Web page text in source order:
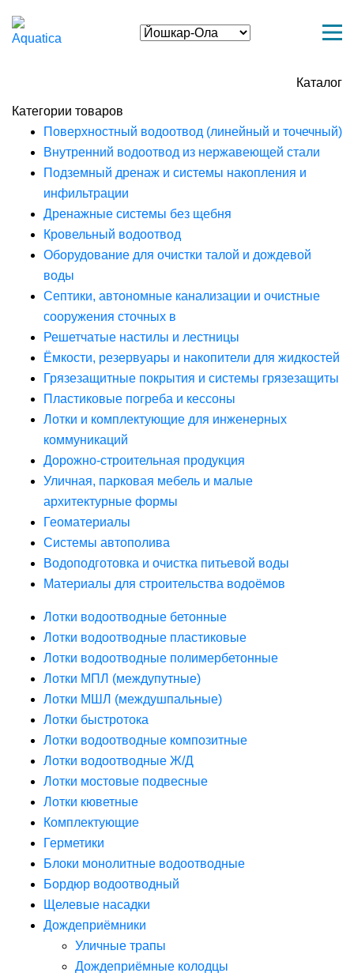
Каталог
Категории товаров
Поверхностный водоотвод (линейный и точечный)
Внутренний водоотвод из нержавеющей стали
Подземный дренаж и системы накопления и
инфильтрации
Дренажные системы без щебня
Кровельный водоотвод
Оборудование для очистки талой и дождевой
воды
Септики, автономные канализации и очистные
сооружения сточных в
Решетчатые настилы и лестницы
Ёмкости, резервуары и накопители для жидкостей
Грязезащитные покрытия и системы грязезащиты
Пластиковые погреба и кессоны
Лотки и комплектующие для инженерных
коммуникаций
Дорожно-строительная продукция
Уличная, парковая мебель и малые
архитектурные формы
Геоматериалы
Системы автополива
Водоподготовка и очистка питьевой воды
Материалы для строительства водоёмов
Лотки водоотводные бетонные
Лотки водоотводные пластиковые
Лотки водоотводные полимербетонные
Лотки МПЛ (междупутные)
Лотки МШЛ (междушпальные)
Лотки быстротока
Лотки водоотводные композитные
Лотки водоотводные Ж/Д
Лотки мостовые подвесные
Лотки кюветные
Комплектующие
Герметики
Блоки монолитные водоотводные
Бордюр водоотводный
Щелевые насадки
Дождеприёмники
Уличные трапы
Дождеприёмные колодцы